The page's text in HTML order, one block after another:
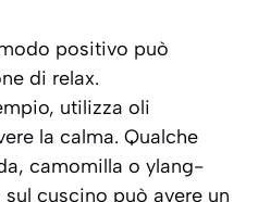
positivo può
di relax.
utilizza oli
la calma. Qualche
camomilla o ylang-
cuscino può avere un